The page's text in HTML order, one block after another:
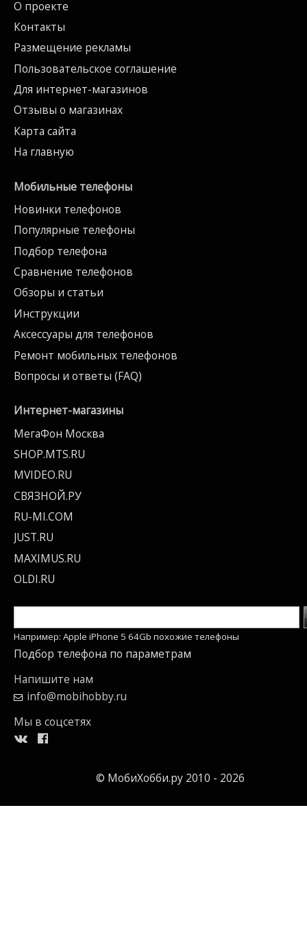
О проекте
Контакты
Размещение рекламы
Пользовательское соглашение
Для интернет-магазинов
Отзывы о магазинах
Карта сайта
На главную
Мобильные телефоны
Новинки телефонов
Популярные телефоны
Подбор телефона
Сравнение телефонов
Обзоры и статьи
Инструкции
Аксессуары для телефонов
Ремонт мобильных телефонов
Вопросы и ответы (FAQ)
Интернет-магазины
МегаФон Москва
SHOP.MTS.RU
MVIDEO.RU
СВЯЗНОЙ.РУ
RU-MI.COM
JUST.RU
MAXIMUS.RU
OLDI.RU
Например: Apple iPhone 5 64Gb похожие телефоны
Подбор телефона по параметрам
Напишите нам
info@mobihobby.ru
Мы в соцсетях
© МобиХобби.ру 2010 - 2026